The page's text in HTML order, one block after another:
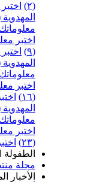
اختبر معلوماتك
اختبر
المهدوية (٦)
معلوماتك المهدوية
اختبر معلوماتك
اختبر
المهدوية (١٣)
معلوماتك المهدوية
اختبر معلوماتك
اختبر
المهدوية (٢٠)
معلوماتك المهدوية
اختبر معلوماتك
المهدوية
منتظَر
القصص
المهدوية